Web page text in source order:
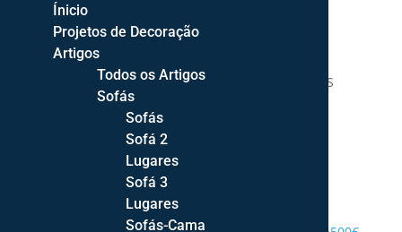
DECOR STYLE | DECORAÇÃO DE INTERIORES
PROJETOS DE DECORAÇÃO
Ínicio
Projetos de Decoração
Artigos
Todos os Artigos
Sofás
Sofás
Sofá 2
Lugares
Sofá 3
Lugares
Sofás-Cama